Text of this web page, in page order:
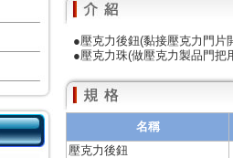
●壓克力後鈕(黏接壓克力門片
●壓克力珠(做壓克力製品門把
名稱
壓克力後鈕